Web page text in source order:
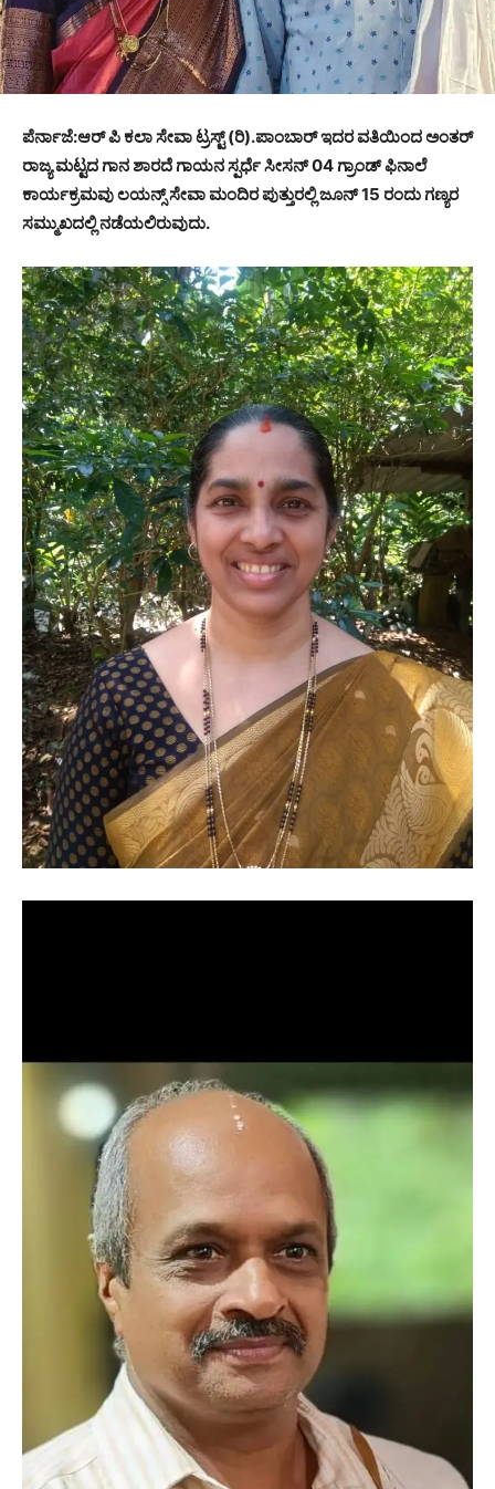
ಪೆರ್ನಾಜೆ:ಆರ್ ಪಿ ಕಲಾ ಸೇವಾ ಟ್ರಸ್ಟ್ (ರಿ).ಪಾಂಬಾರ್ ಇದರ ವತಿಯಿಂದ ಅಂತರ್
ರಾಜ್ಯ ಮಟ್ಟದ ಗಾನ ಶಾರದೆ ಗಾಯನ ಸ್ಪರ್ಧೆ ಸೀಸನ್ 04 ಗ್ರಾಂಡ್ ಫಿನಾಲೆ
ಕಾರ್ಯಕ್ರಮವು ಲಯನ್ಸ್ ಸೇವಾ ಮಂದಿರ ಪುತ್ತುರಲ್ಲಿ ಜೂನ್ 15 ರಂದು ಗಣ್ಯರ
ಸಮ್ಮುಖದಲ್ಲಿ ನಡೆಯಲಿರುವುದು.